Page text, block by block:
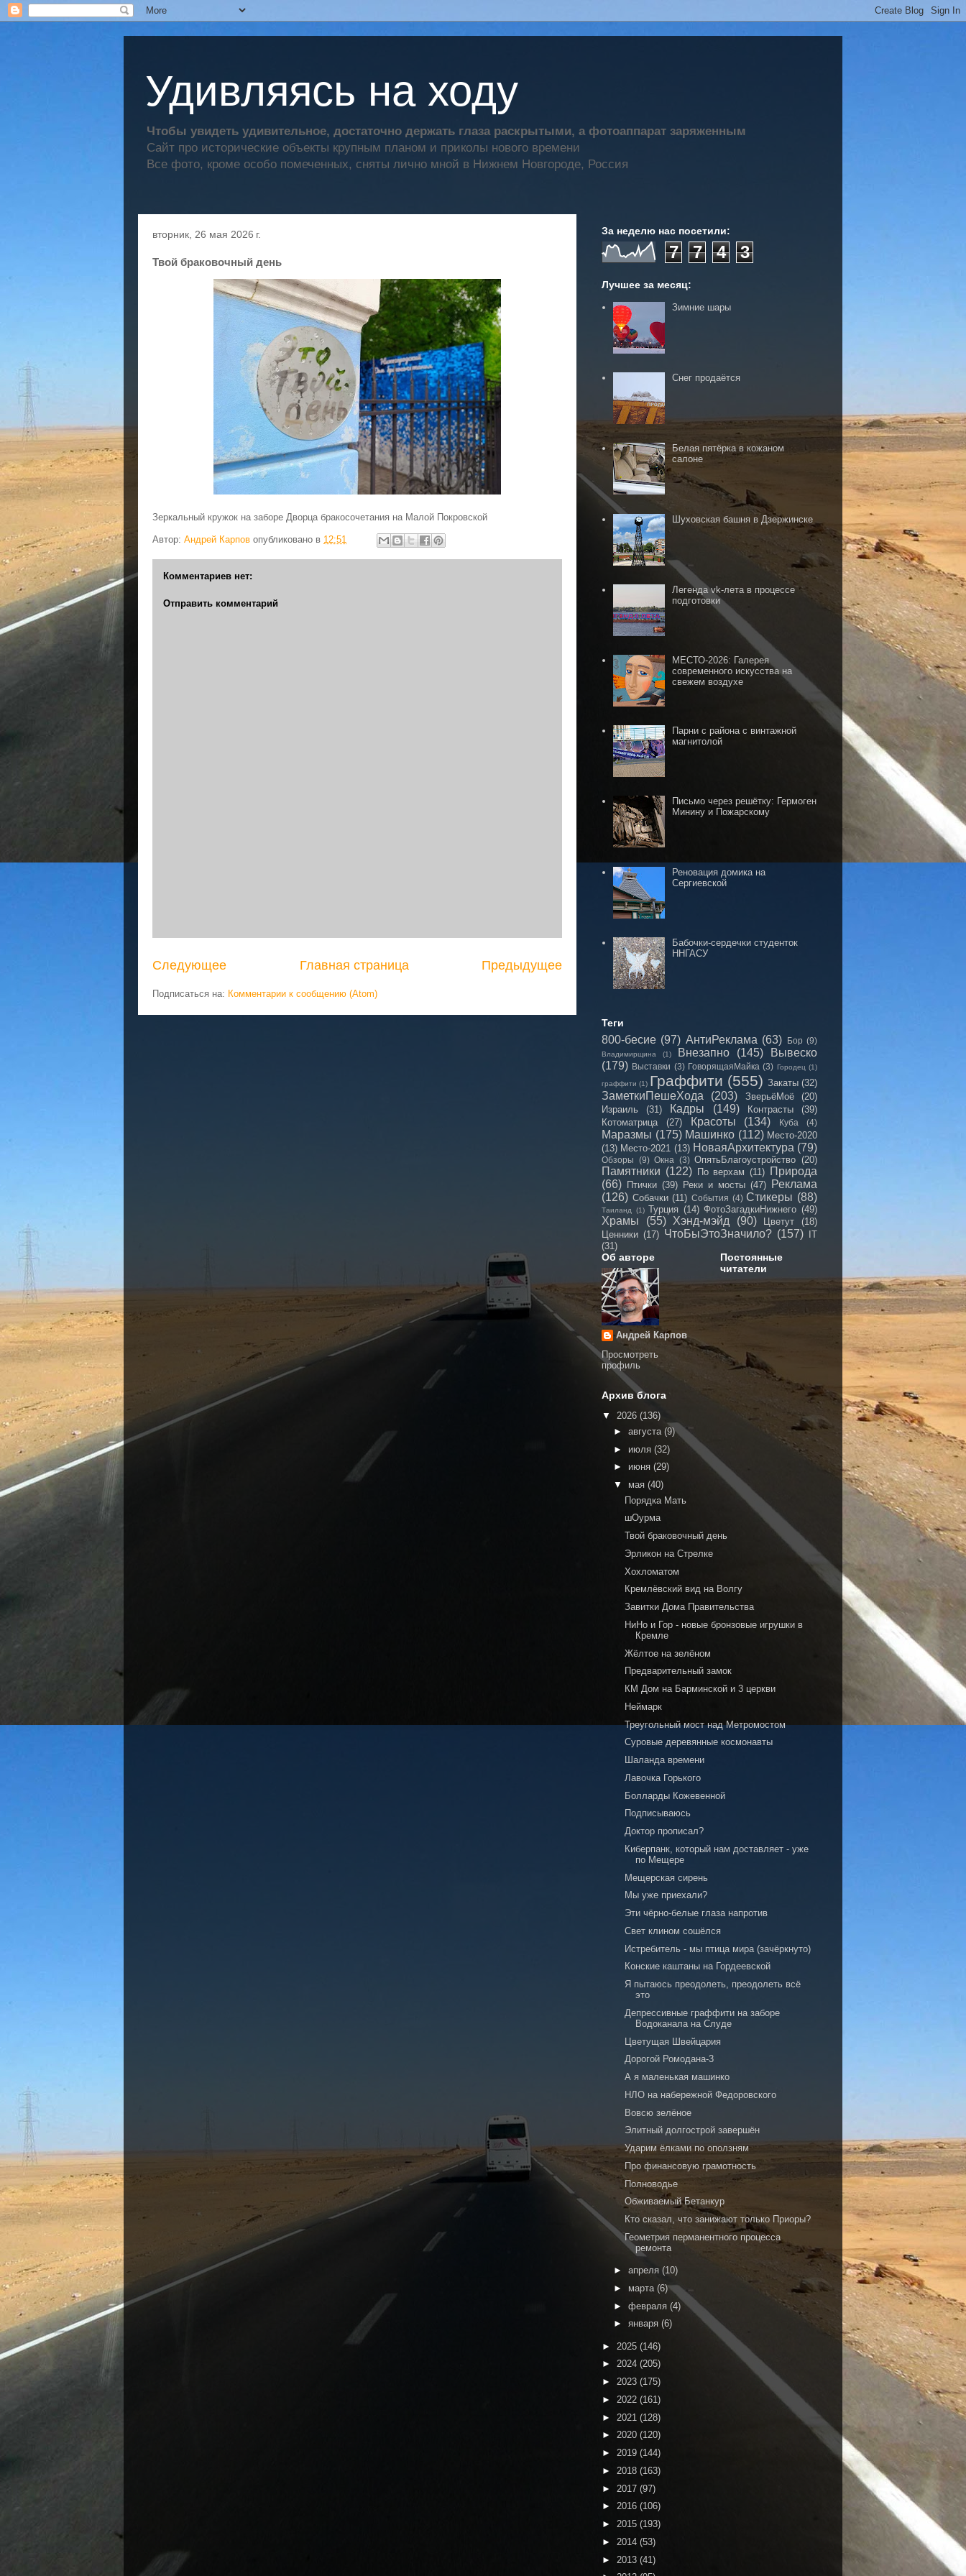
Удивляясь на ходу
Чтобы увидеть удивительное, достаточно держать глаза раскрытыми, а фотоаппарат заряженным
Сайт про исторические объекты крупным планом и приколы нового времени
Все фото, кроме особо помеченных, сняты лично мной в Нижнем Новгороде, Россия
вторник, 26 мая 2026 г.
Твой браковочный день
Зеркальный кружок на заборе Дворца бракосочетания на Малой Покровской
Автор: Андрей Карпов опубликовано в 12:51
Комментариев нет:
Отправить комментарий
Следующее Предыдущее
Главная страница
Подписаться на: Комментарии к сообщению (Atom)
За неделю нас посетили:
7 7 4 3
Лучшее за месяц:
Зимние шары
Снег продаётся
Белая пятёрка в кожаном
салоне
Шуховская башня в Дзержинске
Легенда vk-лета в процессе
подготовки
МЕСТО-2026: Галерея
современного искусства на
свежем воздухе
Парни с района с винтажной
магнитолой
Письмо через решётку: Гермоген
Минину и Пожарскому
Реновация домика на
Сергиевской
Бабочки-сердечки студенток
ННГАСУ
Теги
800-бесие (97) АнтиРеклама (63) Бор (9)
Владимирщина (1) Внезапно (145)
Вывеско
(179) Выставки (3) ГоворящаяМайка (3) Городец (1)
граффити (1) Граффити (555) Закаты (32)
ЗаметкиПешеХода (203) ЗверьёМоё
(20)
Израиль
(31) Кадры (149) Контрасты
(39)
Котоматрица
(27) Красоты (134) Куба (4)
Маразмы (175) Машинко (112) Место-2020
(13) Место-2021 (13) НоваяАрхитектура (79)
Обзоры (9) Окна (3) ОпятьБлагоустройство (20)
Памятники (122) По верхам (11) Природа
(66) Птички (39) Реки и мосты (47) Реклама
(126) Собачки (11) События (4) Стикеры (88)
Таиланд (1) Турция (14) ФотоЗагадкиНижнего (49)
Храмы (55) Хэнд-мэйд (90) Цветут
(18)
Ценники (17) ЧтоБыЭтоЗначило? (157)
IT
(31)
Об авторе
Андрей Карпов
Просмотреть
профиль
Постоянные
читатели
Архив блога
▼ 2026 (136)
► августа (9)
► июля (32)
► июня (29)
▼ мая (40)
Порядка Мать
шОурма
Твой браковочный день
Эрликон на Стрелке
Хохломатом
Кремлёвский вид на Волгу
Завитки Дома Правительства
НиНо и Гор - новые бронзовые игрушки в
Кремле
Жёлтое на зелёном
Предварительный замок
КМ Дом на Барминской и 3 церкви
Неймарк
Треугольный мост над Метромостом
Суровые деревянные космонавты
Шаланда времени
Лавочка Горького
Болларды Кожевенной
Подписываюсь
Доктор прописал?
Киберпанк, который нам доставляет - уже
по Мещере
Мещерская сирень
Мы уже приехали?
Эти чёрно-белые глаза напротив
Свет клином сошёлся
Истребитель - мы птица мира (зачёркнуто)
Конские каштаны на Гордеевской
Я пытаюсь преодолеть, преодолеть всё
это
Депрессивные граффити на заборе
Водоканала на Слуде
Цветущая Швейцария
Дорогой Ромодана-3
А я маленькая машинко
НЛО на набережной Федоровского
Вовсю зелёное
Элитный долгострой завершён
Ударим ёлками по оползням
Про финансовую грамотность
Полноводье
Обживаемый Бетанкур
Кто сказал, что занижают только Приоры?
Геометрия перманентного процесса
ремонта
► апреля (10)
► марта (6)
► февраля (4)
► января (6)
► 2025 (146)
► 2024 (205)
► 2023 (175)
► 2022 (161)
► 2021 (128)
► 2020 (120)
► 2019 (144)
► 2018 (163)
► 2017 (97)
► 2016 (106)
► 2015 (193)
► 2014 (53)
► 2013 (41)